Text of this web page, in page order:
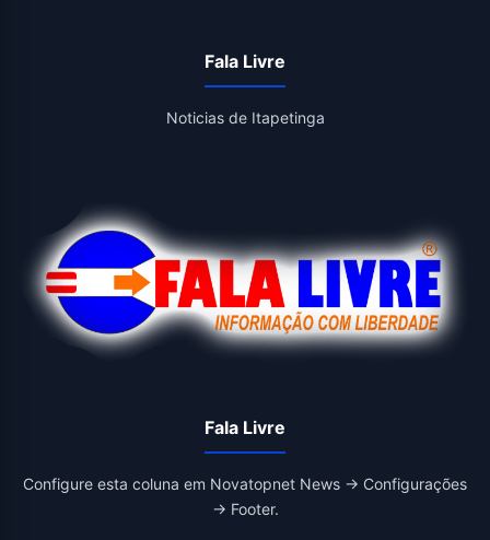
Fala Livre
Noticias de Itapetinga
Fala Livre
Configure esta coluna em Novatopnet News → Configurações
→ Footer.